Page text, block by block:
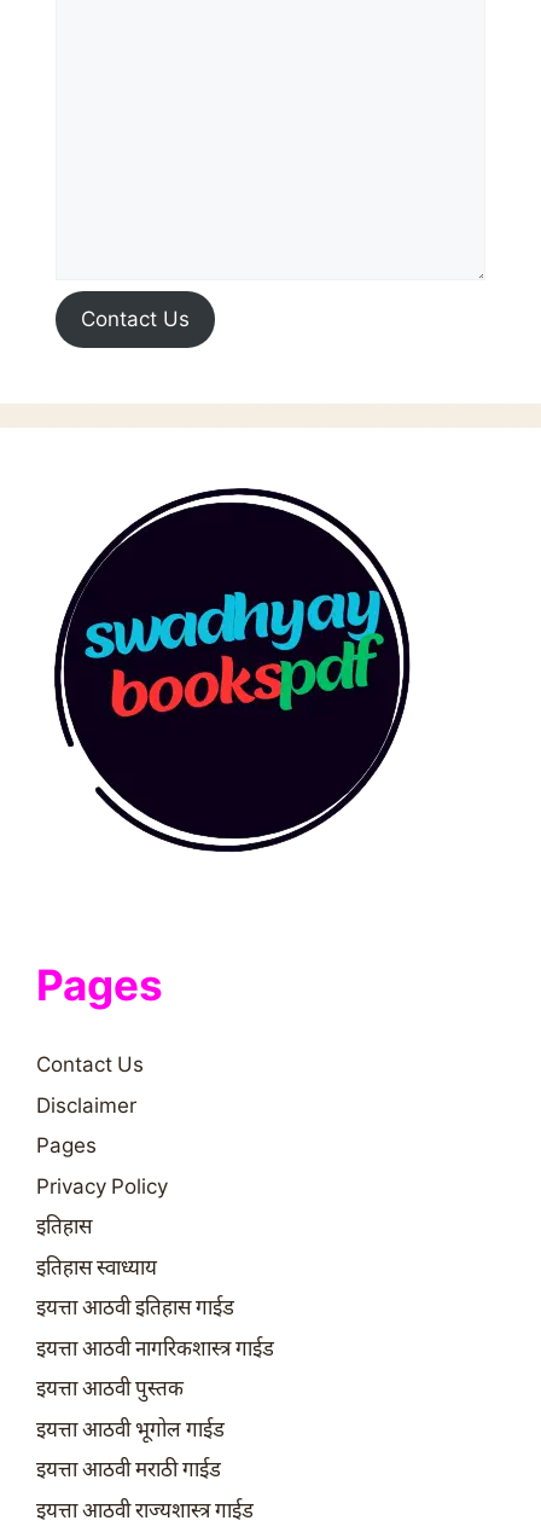
Contact Us
Pages
Contact Us
Disclaimer
Pages
Privacy Policy
इतिहास
इतिहास स्वाध्याय
इयत्ता आठवी इतिहास गाईड
इयत्ता आठवी नागरिकशास्त्र गाईड
इयत्ता आठवी पुस्तक
इयत्ता आठवी भूगोल गाईड
इयत्ता आठवी मराठी गाईड
इयत्ता आठवी राज्यशास्त्र गाईड